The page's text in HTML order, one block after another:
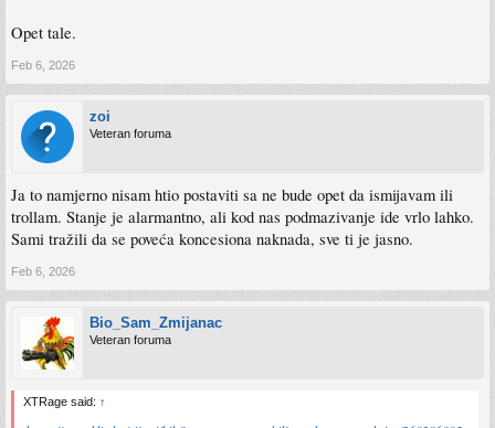
Opet tale.
Feb 6, 2026
zoi
Veteran foruma
Ja to namjerno nisam htio postaviti sa ne bude opet da ismijavam ili
trollam. Stanje je alarmantno, ali kod nas podmazivanje ide vrlo lahko.
Sami tražili da se poveća koncesiona naknada, sve ti je jasno.
Feb 6, 2026
Bio_Sam_Zmijanac
Veteran foruma
XTRage said: ↑